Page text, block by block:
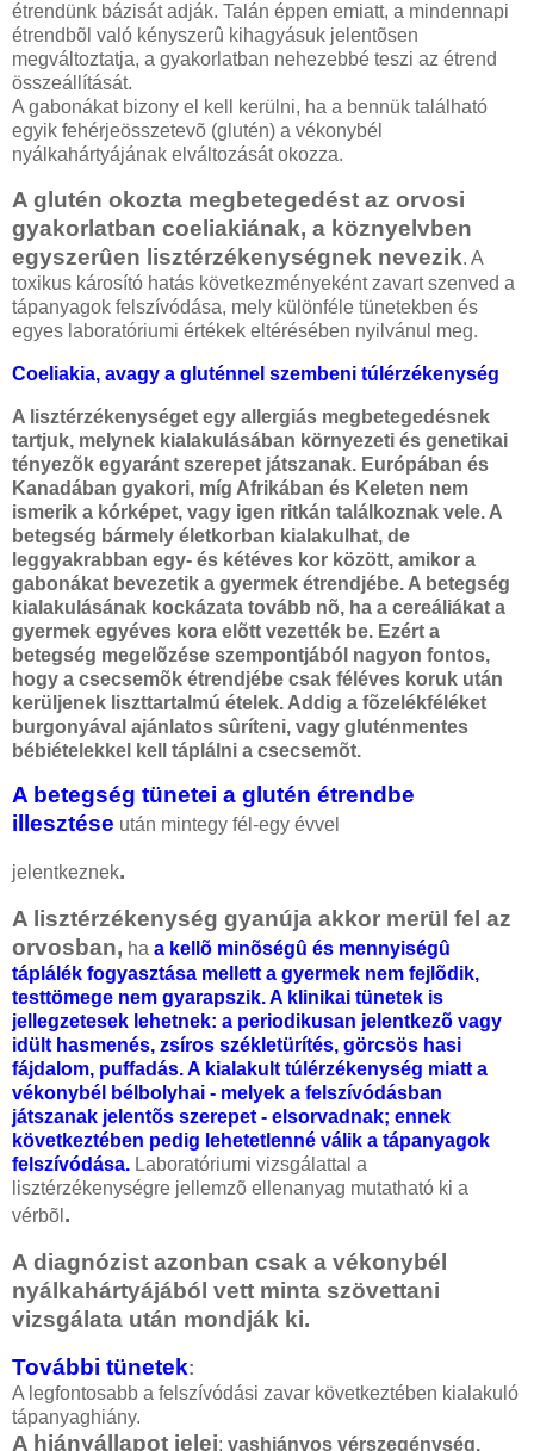
étrendünk bázisát adják. Talán éppen emiatt, a mindennapi
étrendbõl való kényszerû kihagyásuk jelentõsen
megváltoztatja, a gyakorlatban nehezebbé teszi az étrend
összeállítását.
A gabonákat bizony el kell kerülni, ha a bennük található
egyik fehérjeösszetevõ (glutén) a vékonybél
nyálkahártyájának elváltozását okozza.
A glutén okozta megbetegedést az orvosi
gyakorlatban coeliakiának, a köznyelvben
egyszerûen lisztérzékenységnek nevezik. A
toxikus károsító hatás következményeként zavart szenved a
tápanyagok felszívódása, mely különféle tünetekben és
egyes laboratóriumi értékek eltérésében nyilvánul meg.
Coeliakia, avagy a gluténnel szembeni túlérzékenység
A lisztérzékenységet egy allergiás megbetegedésnek
tartjuk, melynek kialakulásában környezeti és genetikai
tényezõk egyaránt szerepet játszanak. Európában és
Kanadában gyakori, míg Afrikában és Keleten nem
ismerik a kórképet, vagy igen ritkán találkoznak vele. A
betegség bármely életkorban kialakulhat, de
leggyakrabban egy- és kétéves kor között, amikor a
gabonákat bevezetik a gyermek étrendjébe. A betegség
kialakulásának kockázata tovább nõ, ha a cereáliákat a
gyermek egyéves kora elõtt vezették be. Ezért a
betegség megelõzése szempontjából nagyon fontos,
hogy a csecsemõk étrendjébe csak féléves koruk után
kerüljenek liszttartalmú ételek. Addig a fõzelékféléket
burgonyával ajánlatos sûríteni, vagy gluténmentes
bébiételekkel kell táplálni a csecsemõt.
A betegség tünetei a glutén étrendbe
illesztése után mintegy fél-egy évvel
jelentkeznek.
A lisztérzékenység gyanúja akkor merül fel az
orvosban, ha a kellõ minõségû és mennyiségû
táplálék fogyasztása mellett a gyermek nem fejlõdik,
testtömege nem gyarapszik. A klinikai tünetek is
jellegzetesek lehetnek: a periodikusan jelentkezõ vagy
idült hasmenés, zsíros székletürítés, görcsös hasi
fájdalom, puffadás. A kialakult túlérzékenység miatt a
vékonybél bélbolyhai - melyek a felszívódásban
játszanak jelentõs szerepet - elsorvadnak; ennek
következtében pedig lehetetlenné válik a tápanyagok
felszívódása. Laboratóriumi vizsgálattal a
lisztérzékenységre jellemzõ ellenanyag mutatható ki a
vérbõl .
A diagnózist azonban csak a vékonybél
nyálkahártyájából vett minta szövettani
vizsgálata után mondják ki.
További tünetek:
A legfontosabb a felszívódási zavar következtében kialakuló
tápanyaghiány.
A hiányállapot jelei: vashiányos vérszegénység,